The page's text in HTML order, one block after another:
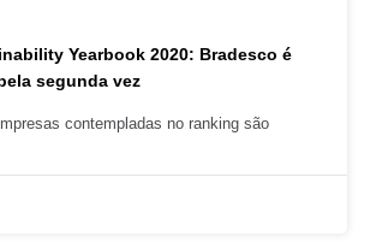
Yearbook 2020: Bradesco é
segunda vez
contempladas no ranking são